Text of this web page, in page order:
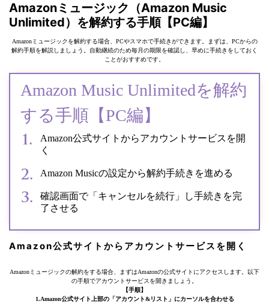
Amazonミュージック（Amazon Music
Unlimited）を解約する手順【PC編】
Amazonミュージックを解約する場合、PCやスマホで手続きができます。まずは、PCからの
解約手順を解説しましょう。自動継続のため毎月の期限を確認し、早めに手続きをしておく
ことがおすすめです。
Amazon Music Unlimitedを解約
する手順【PC編】
Amazon公式サイトからアカウントサービスを開
く
Amazon Musicの設定から解約手続きを進める
確認画面で「キャンセルを続行」し手続きを完
了させる
Amazon公式サイトからアカウントサービスを開く
Amazonミュージックの解約をする場合、まずはAmazonの公式サイトにアクセスします。以下
の手順でアカウントサービスを開きましょう。
【手順】
1.Amazon公式サイト上部の「アカウント&リスト」にカーソルを合わせる